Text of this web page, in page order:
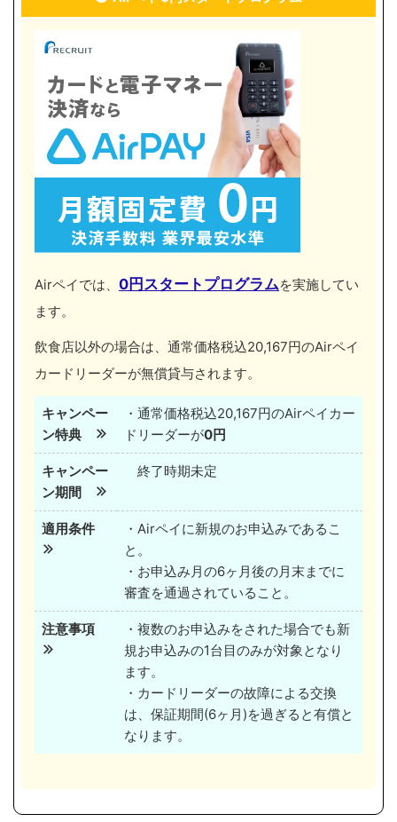
Airペイでは、 0円スタートプログラムを実施してい
ます。
飲食店以外の場合は、通常価格税込20,167円のAirペイ
カードリーダーが無償貸与されます。
キャンペー
ン特典
・通常価格税込20,167円のAirペイカー
ドリーダーが0円
キャンペー
ン期間
終了時期未定
適用条件
・Airペイに新規のお申込みであるこ
と。
・お申込み月の6ヶ月後の月末までに
審査を通過されていること。
注意事項
・複数のお申込みをされた場合でも新
規お申込みの1台目のみが対象となり
ます。
・カードリーダーの故障による交換
は、保証期間(6ヶ月)を過ぎると有償と
なります。